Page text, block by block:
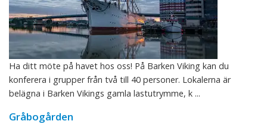
Ha ditt möte på havet hos oss! På Barken Viking kan du
konferera i grupper från två till 40 personer. Lokalerna är
belägna i Barken Vikings gamla lastutrymme, k ...
Gråbogården